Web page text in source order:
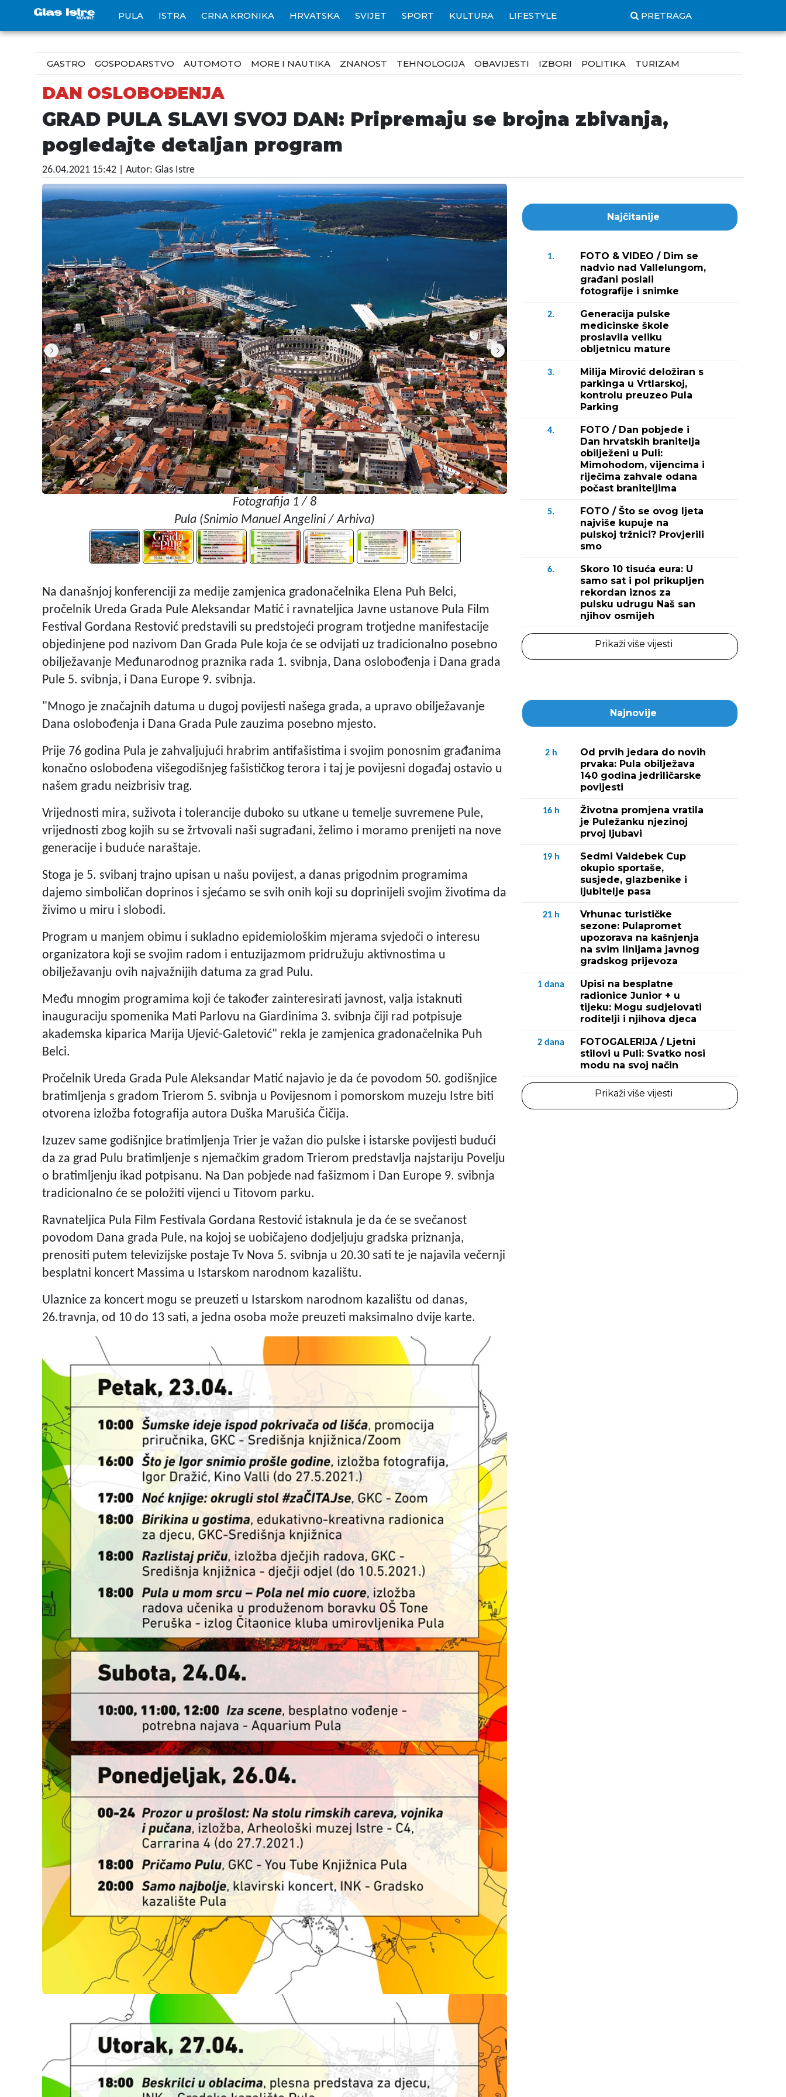
PULA ISTRA CRNA KRONIKA HRVATSKA SVIJET SPORT KULTURA LIFESTYLE PRETRAGA
GASTRO GOSPODARSTVO AUTOMOTO MORE I NAUTIKA ZNANOST TEHNOLOGIJA OBAVIJESTI IZBORI POLITIKA TURIZAM
DAN OSLOBOĐENJA
GRAD PULA SLAVI SVOJ DAN: Pripremaju se brojna zbivanja,
pogledajte detaljan program
26.04.2021 15:42 | Autor: Glas Istre
Fotografija 1 / 8
Pula (Snimio Manuel Angelini / Arhiva)
Na današnjoj konferenciji za medije zamjenica gradonačelnika Elena Puh Belci,
pročelnik Ureda Grada Pule Aleksandar Matić i ravnateljica Javne ustanove Pula Film
Festival Gordana Restović predstavili su predstojeći program trotjedne manifestacije
objedinjene pod nazivom Dan Grada Pule koja će se odvijati uz tradicionalno posebno
obilježavanje Međunarodnog praznika rada 1. svibnja, Dana oslobođenja i Dana grada
Pule 5. svibnja, i Dana Europe 9. svibnja.
"Mnogo je značajnih datuma u dugoj povijesti našega grada, a upravo obilježavanje
Dana oslobođenja i Dana Grada Pule zauzima posebno mjesto.
Prije 76 godina Pula je zahvaljujući hrabrim antifašistima i svojim ponosnim građanima
konačno oslobođena višegodišnjeg fašističkog terora i taj je povijesni događaj ostavio u
našem gradu neizbrisiv trag.
Vrijednosti mira, suživota i tolerancije duboko su utkane u temelje suvremene Pule,
vrijednosti zbog kojih su se žrtvovali naši sugrađani, želimo i moramo prenijeti na nove
generacije i buduće naraštaje.
Stoga je 5. svibanj trajno upisan u našu povijest, a danas prigodnim programima
dajemo simboličan doprinos i sjećamo se svih onih koji su doprinijeli svojim životima da
živimo u miru i slobodi.
Program u manjem obimu i sukladno epidemiološkim mjerama svjedoči o interesu
organizatora koji se svojim radom i entuzijazmom pridružuju aktivnostima u
obilježavanju ovih najvažnijih datuma za grad Pulu.
Među mnogim programima koji će također zainteresirati javnost, valja istaknuti
inauguraciju spomenika Mati Parlovu na Giardinima 3. svibnja čiji rad potpisuje
akademska kiparica Marija Ujević-Galetović" rekla je zamjenica gradonačelnika Puh
Belci.
Pročelnik Ureda Grada Pule Aleksandar Matić najavio je da će povodom 50. godišnjice
bratimljenja s gradom Trierom 5. svibnja u Povijesnom i pomorskom muzeju Istre biti
otvorena izložba fotografija autora Duška Marušića Čičija.
Izuzev same godišnjice bratimljenja Trier je važan dio pulske i istarske povijesti budući
da za grad Pulu bratimljenje s njemačkim gradom Trierom predstavlja najstariju Povelju
o bratimljenju ikad potpisanu. Na Dan pobjede nad fašizmom i Dan Europe 9. svibnja
tradicionalno će se položiti vijenci u Titovom parku.
Ravnateljica Pula Film Festivala Gordana Restović istaknula je da će se svečanost
povodom Dana grada Pule, na kojoj se uobičajeno dodjeljuju gradska priznanja,
prenositi putem televizijske postaje Tv Nova 5. svibnja u 20.30 sati te je najavila večernji
besplatni koncert Massima u Istarskom narodnom kazalištu.
Ulaznice za koncert mogu se preuzeti u Istarskom narodnom kazalištu od danas,
26.travnja, od 10 do 13 sati, a jedna osoba može preuzeti maksimalno dvije karte.
Najčitanije
1.
FOTO & VIDEO / Dim se
nadvio nad Vallelungom,
građani poslali
fotografije i snimke
2.
Generacija pulske
medicinske škole
proslavila veliku
obljetnicu mature
3.
Milija Mirović deložiran s
parkinga u Vrtlarskoj,
kontrolu preuzeo Pula
Parking
4.
FOTO / Dan pobjede i
Dan hrvatskih branitelja
obilježeni u Puli:
Mimohodom, vijencima i
riječima zahvale odana
počast braniteljima
5.
FOTO / Što se ovog ljeta
najviše kupuje na
pulskoj tržnici? Provjerili
smo
6.
Skoro 10 tisuća eura: U
samo sat i pol prikupljen
rekordan iznos za
pulsku udrugu Naš san
njihov osmijeh
Prikaži više vijesti
Najnovije
2 h
Od prvih jedara do novih
prvaka: Pula obilježava
140 godina jedriličarske
povijesti
16 h
Životna promjena vratila
je Puležanku njezinoj
prvoj ljubavi
19 h
Sedmi Valdebek Cup
okupio sportaše,
susjede, glazbenike i
ljubitelje pasa
21 h
Vrhunac turističke
sezone: Pulapromet
upozorava na kašnjenja
na svim linijama javnog
gradskog prijevoza
1 dana
Upisi na besplatne
radionice Junior + u
tijeku: Mogu sudjelovati
roditelji i njihova djeca
2 dana
FOTOGALERIJA / Ljetni
stilovi u Puli: Svatko nosi
modu na svoj način
Prikaži više vijesti